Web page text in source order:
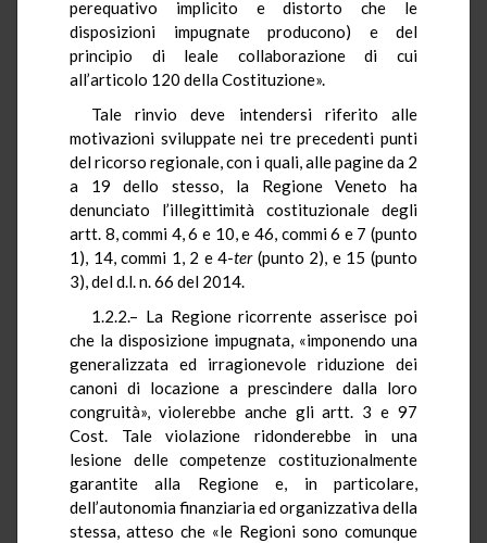
perequativo implicito e distorto che le
disposizioni impugnate producono) e del
principio di leale collaborazione di cui
all’articolo 120 della Costituzione».
Tale rinvio deve intendersi riferito alle
motivazioni sviluppate nei tre precedenti punti
del ricorso regionale, con i quali, alle pagine da 2
a 19 dello stesso, la Regione Veneto ha
denunciato l’illegittimità costituzionale degli
artt. 8, commi 4, 6 e 10, e 46, commi 6 e 7 (punto
1), 14, commi 1, 2 e 4-ter(punto 2), e 15 (punto
3), del d.l. n. 66 del 2014.
1.2.2.– La Regione ricorrente asserisce poi
che la disposizione impugnata, «imponendo una
generalizzata ed irragionevole riduzione dei
canoni di locazione a prescindere dalla loro
congruità», violerebbe anche gli artt. 3 e 97
Cost. Tale violazione ridonderebbe in una
lesione delle competenze costituzionalmente
garantite alla Regione e, in particolare,
dell’autonomia finanziaria ed organizzativa della
stessa, atteso che «le Regioni sono comunque